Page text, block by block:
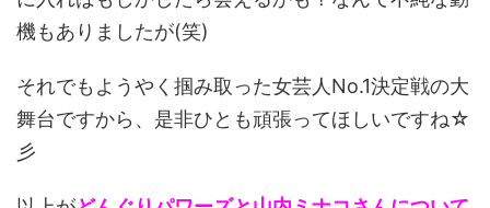
機もありましたが(笑)
それでもようやく掴み取った女芸人No.1決定戦の大
舞台ですから、是非ひとも頑張ってほしいですね☆
彡